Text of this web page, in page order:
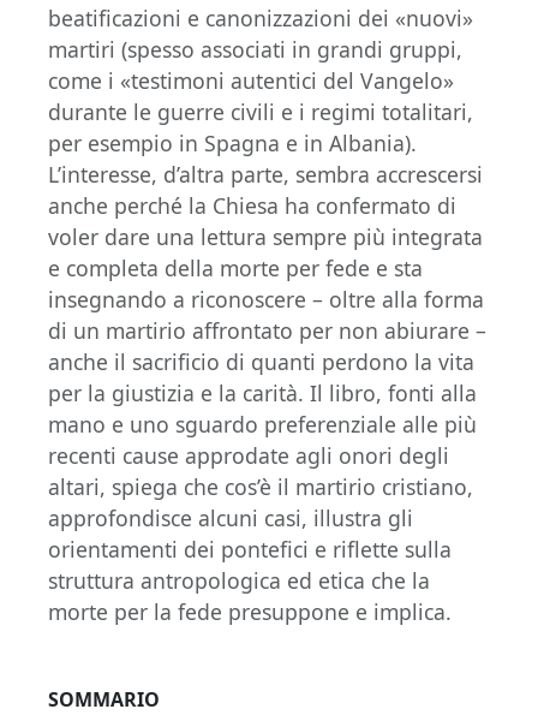
beatificazioni e canonizzazioni dei «nuovi»
martiri (spesso associati in grandi gruppi,
come i «testimoni autentici del Vangelo»
durante le guerre civili e i regimi totalitari,
per esempio in Spagna e in Albania).
L’interesse, d’altra parte, sembra accrescersi
anche perché la Chiesa ha confermato di
voler dare una lettura sempre più integrata
e completa della morte per fede e sta
insegnando a riconoscere – oltre alla forma
di un martirio affrontato per non abiurare –
anche il sacrificio di quanti perdono la vita
per la giustizia e la carità. Il libro, fonti alla
mano e uno sguardo preferenziale alle più
recenti cause approdate agli onori degli
altari, spiega che cos’è il martirio cristiano,
approfondisce alcuni casi, illustra gli
orientamenti dei pontefici e riflette sulla
struttura antropologica ed etica che la
morte per la fede presuppone e implica.
SOMMARIO